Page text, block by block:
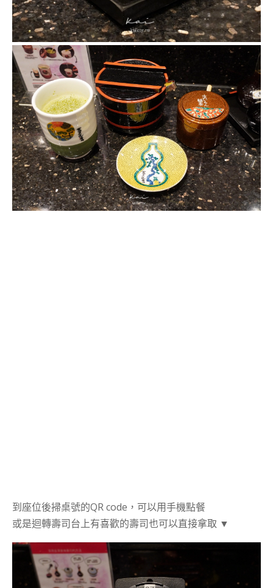
到座位後掃桌號的QR code，可以用手機點餐
或是迴轉壽司台上有喜歡的壽司也可以直接拿取 ▼